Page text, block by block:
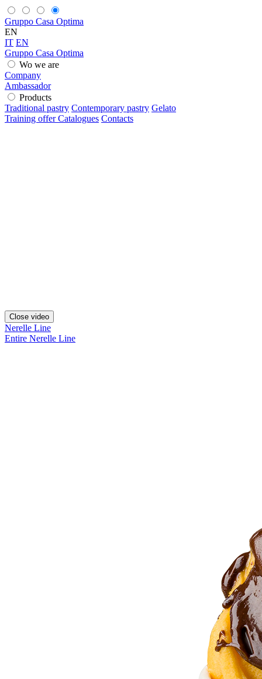
Gruppo Casa Optima
EN
IT EN
Gruppo Casa Optima
Wo we are
Company
Ambassador
Products
Traditional pastry Contemporary pastry Gelato
Training offerCatalogues Contacts
Close video
Nerelle Line
Entire Nerelle Line